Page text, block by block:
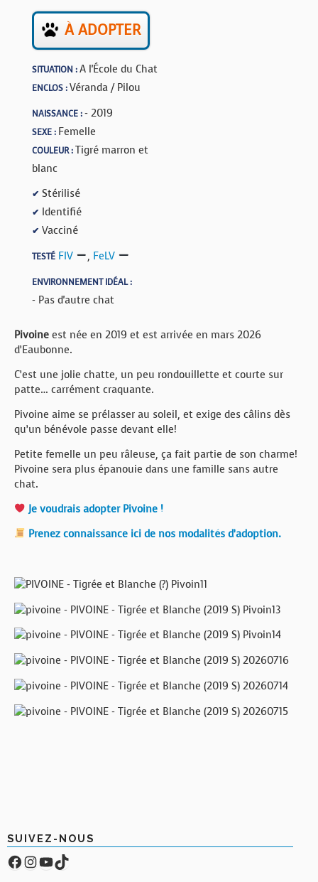
À ADOPTER
SITUATION :A l'École du Chat
ENCLOS :Véranda / Pilou
NAISSANCE :- 2019
SEXE : Femelle
COULEUR :Tigré marron et
blanc
✔ Stérilisé
✔ Identifié
✔ Vacciné
TESTÉ FIV , FeLV
ENVIRONNEMENT IDÉAL :
- Pas d'autre chat
Pivoine est née en 2019 et est arrivée en mars 2026
d’Eaubonne.
C’est une jolie chatte, un peu rondouillette et courte sur
patte… carrément craquante.
Pivoine aime se prélasser au soleil, et exige des câlins dès
qu’un bénévole passe devant elle!
Petite femelle un peu râleuse, ça fait partie de son charme!
Pivoine sera plus épanouie dans une famille sans autre
chat.
Je voudrais adopter Pivoine !
Prenez connaissance ici de nos modalités d’adoption.
SUIVEZ-NOUS
Facebook
Compte Instagram
YouTube
TikTok